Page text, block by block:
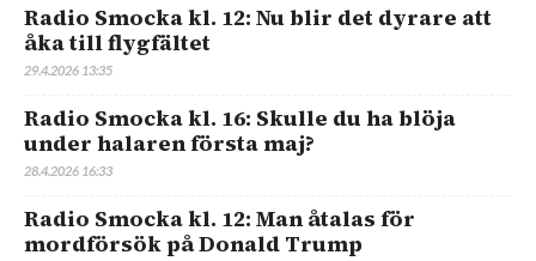
Radio Smocka kl. 12: Nu blir det dyrare att
åka till flygfältet
29.4.2026 13:35
Radio Smocka kl. 16: Skulle du ha blöja
under halaren första maj?
28.4.2026 16:33
Radio Smocka kl. 12: Man åtalas för
mordförsök på Donald Trump